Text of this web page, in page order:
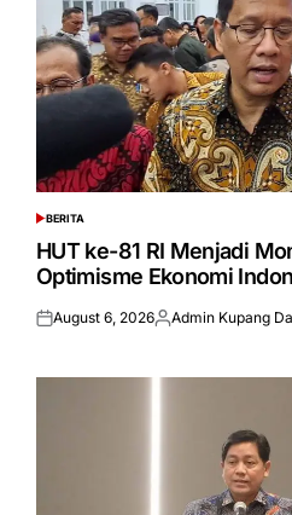
POSTED
IN
BERITA
HUT ke-81 RI Menjadi
Optimisme Ekonomi
Posted
August 6, 2026Posted
Admin Kupang